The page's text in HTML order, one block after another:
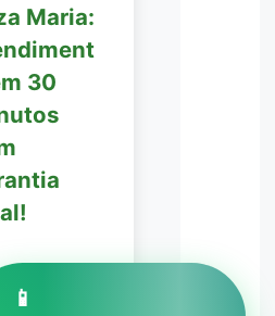
Maria:
30
📱